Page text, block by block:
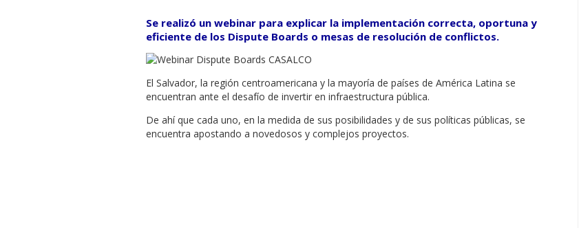
Se realizó un webinar para explicar la implementación correcta, oportuna y
eficiente de los Dispute Boards o mesas de resolución de conflictos.
El Salvador, la región centroamericana y la mayoría de países de América Latina se
encuentran ante el desafío de invertir en infraestructura pública.
De ahí que cada uno, en la medida de sus posibilidades y de sus políticas públicas, se
encuentra apostando a novedosos y complejos proyectos.